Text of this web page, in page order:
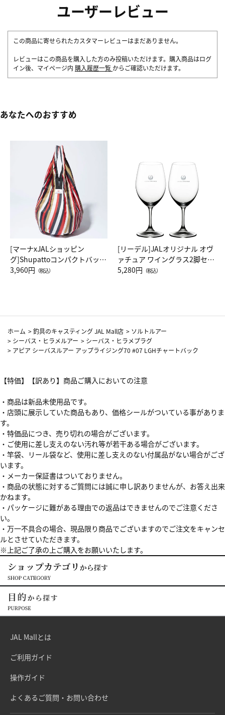
ユーザーレビュー
この商品に寄せられたカスタマーレビューはまだありません。
レビューはこの商品を購入した方のみ投稿いただけます。購入商品はログ
イン後、マイページ内 購入履歴一覧 からご確認いただけます。
あなたへのおすすめ
[マーナxJALショッピン
グ]Shupattoコンパクトバッグ
Drop JAL客室乗務員（LC）ス
3,960円 （税込）
[リーデル]JALオリジナル オヴ
ァチュア ワイングラス2脚セッ
ト（レッドワイン）
5,280円 （税込）
ホーム >釣具のキャスティング JAL Mall店 > ソルトルアー
> シーバス・ヒラメルアー > シーバス・ヒラメプラグ
> アピア シーバスルアー アップライジング70 #07 LGHチャートバック
【特価】【訳あり】商品ご購入においての注意
・商品は新品未使用品です。
・店頭に展示していた商品もあり、価格シールがついている事がありま
す。
・特価品につき、売り切れの場合がございます。
・ご使用に差し支えのない汚れ等が若干ある場合がございます。
・竿袋、リール袋など、使用に差し支えのない付属品がない場合がござ
います。
・メーカー保証書はついておりません。
・商品の状態に対するご質問には誠に申し訳ありませんが、お答え出来
かねます。
・パッケージに難がある理由での返品はできませんのでご注意くださ
い。
・万一不具合の場合、現品限り商品でございますのでご注文をキャンセ
ルとさせていただきます。
※上記ご了承の上ご購入をお願いいたします。
JAL Mallとは
ご利用ガイド
操作ガイド
よくあるご質問・お問い合わせ